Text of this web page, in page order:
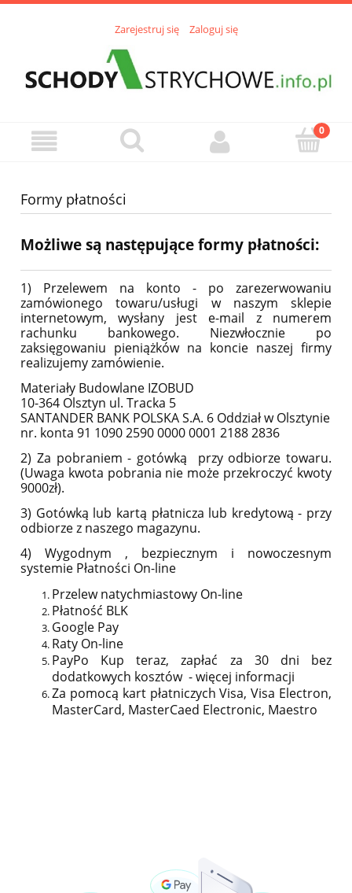
Zarejestruj się Zaloguj się
Formy płatności
Możliwe są następujące formy płatności:
1) Przelewem na konto - po zarezerwowaniu
zamówionego towaru/usługi w naszym sklepie
internetowym, wysłany jest e-mail z numerem
rachunku bankowego. Niezwłocznie po
zaksięgowaniu pieniążków na koncie naszej firmy
realizujemy zamówienie.
Materiały Budowlane IZOBUD
10-364 Olsztyn ul. Tracka 5
SANTANDER BANK POLSKA S.A. 6 Oddział w Olsztynie
nr. konta 91 1090 2590 0000 0001 2188 2836
2) Za pobraniem - gotówką przy odbiorze towaru.
(Uwaga kwota pobrania nie może przekroczyć kwoty
9000zł).
3) Gotówką lub kartą płatnicza lub kredytową - przy
odbiorze z naszego magazynu.
4) Wygodnym , bezpiecznym i nowoczesnym
systemie Płatności On-line
Przelew natychmiastowy On-line
Płatność BLK
Google Pay
Raty On-line
PayPo
Kup teraz, zapłać za 30 dni bez
dodatkowych kosztów - więcej informacji
Za pomocą kart płatniczych Visa, Visa Electron,
MasterCard, MasterCaed Electronic, Maestro